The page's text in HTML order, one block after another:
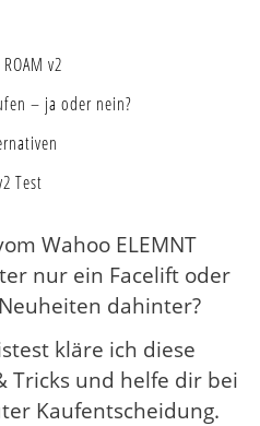
Wahoo ELEMNT
nur ein Facelift oder
dahinter?
kläre ich diese
Tricks und helfe dir bei
Kaufentscheidung.
v2
– ja oder nein?
Test